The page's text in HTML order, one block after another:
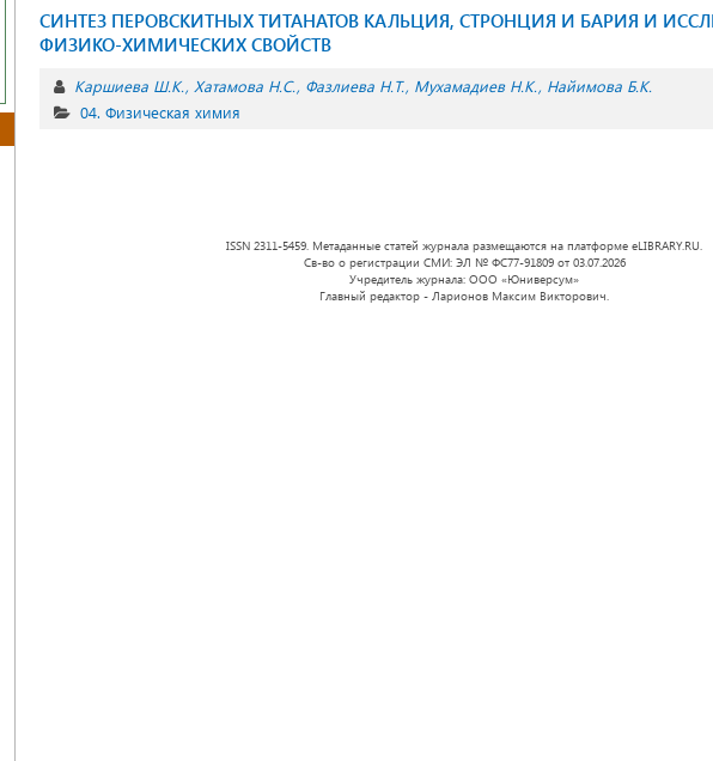
СИНТЕЗ ПЕРОВСКИТНЫХ ТИТАНАТОВ КАЛЬЦИЯ, СТРОНЦИЯ И БАРИЯ И
ФИЗИКО-ХИМИЧЕСКИХ СВОЙСТВ
Каршиева Ш.К. Хатамова Н.С. Фазлиева Н.Т. Мухамадиев Н.К. Найимова Б.К.
04. Физическая химия
ISSN 2311-5459. Метаданные статей журнала размещаются на платформе eLIBRARY.RU.
Св-во о регистрации СМИ: ЭЛ № ФС77-91809 от 03.07.2026
Учредитель журнала: ООО «Юниверсум»
Главный редактор - Ларионов Максим Викторович.